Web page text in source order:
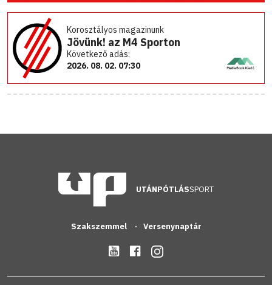
Korosztályos magazinunk
Jövünk! az M4 Sporton
Következő adás:
2026. 08. 02. 07:30
UTÁNPÓTLÁSSPORT
Szakszemmel Versenynaptár